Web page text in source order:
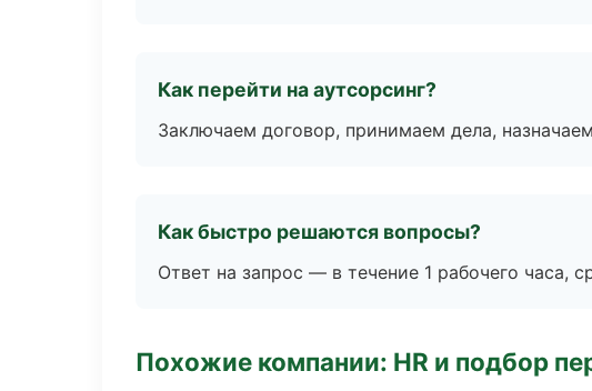
Как перейти на аутсорсинг?
Заключаем договор, принимаем дела,
Как быстро решаются вопросы?
Ответ на запрос — в течение 1 рабочего часа,
Похожие компании: HR и подбор